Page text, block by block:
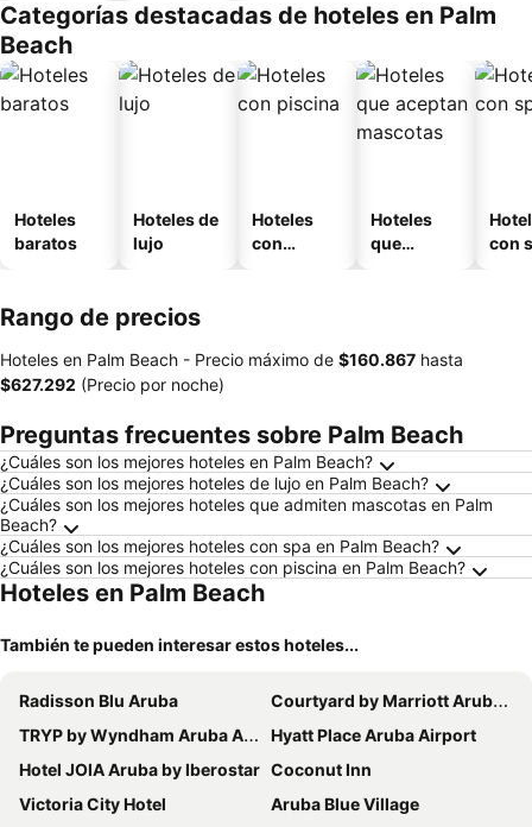
Categorías destacadas de hoteles en Palm
Beach
Hoteles
baratos
Hoteles de
lujo
Hoteles
con
Hoteles
que
con
Rango de precios
Hoteles en Palm Beach - Precio máximo de ‎$160.867 hasta
‎$627.292 (Precio por noche)
Preguntas frecuentes sobre Palm Beach
¿Cuáles son los mejores hoteles en Palm Beach?
¿Cuáles son los mejores hoteles de lujo en Palm Beach?
¿Cuáles son los mejores hoteles que admiten mascotas en Palm
Beach?
¿Cuáles son los mejores hoteles con spa en Palm Beach?
¿Cuáles son los mejores hoteles con piscina en Palm Beach?
Hoteles en Palm Beach
También te pueden interesar estos hoteles...
Radisson Blu Aruba
Courtyard by Marriott Aruba Resort
TRYP by Wyndham Aruba Adults Only Hotel
Hyatt Place Aruba Airport
Hotel JOIA Aruba by Iberostar Coconut Inn
Victoria City Hotel
Aruba Blue Village